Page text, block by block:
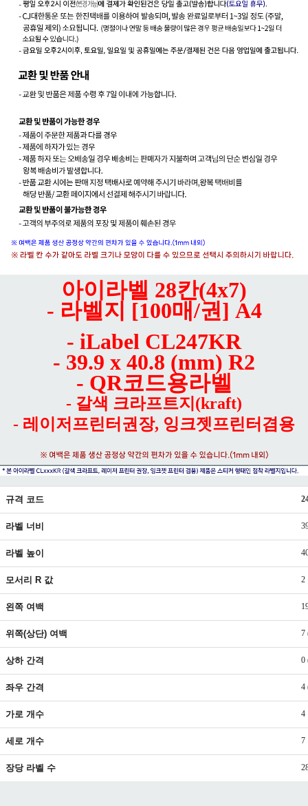
아이라벨 28칸(4x7)
- 라벨지 [100매/권] A4
- iLabel CL247KR
- 39.9 x 40.8 (mm) R2
- QR코드용라벨
- 갈색 크라프트지(kraft)
- 레이저프린터권장, 잉크젯프린터겸용
규격 코드
라벨 너비
라벨 높이
모서리 R 값 2
왼쪽 여백
위쪽(상단) 여백 7
상하 간격 0
좌우 간격 4
가로 개수 4
세로 개수 7
장당 라벨 수